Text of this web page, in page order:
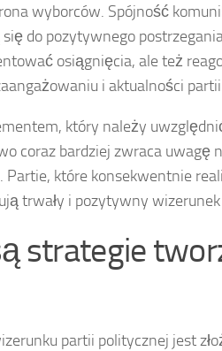
wyborców. Spójność
do pozytywnego
osiągnięcia, ale też
i aktualności
który należy
coraz bardziej zwraca uwagę
Partie, które konsekwentnie
trwały i pozytywny
strategie
partii politycznej jest